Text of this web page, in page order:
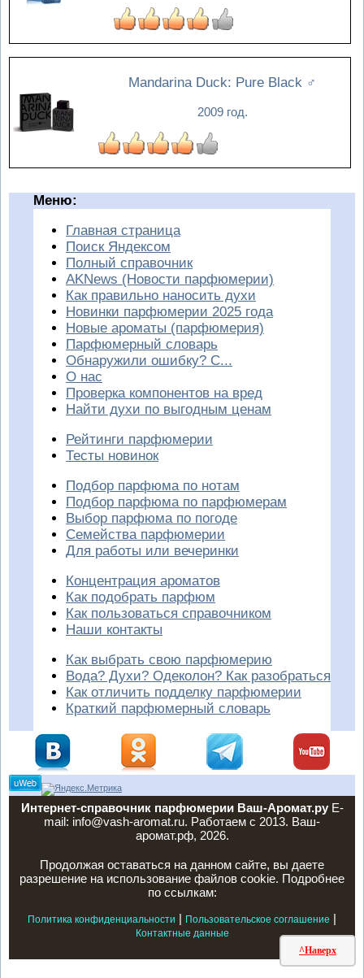
Mandarina Duck: Pure Black ♂
2009 год.
^Наверх
Меню:
Главная страница
Поиск Яндексом
Полный справочник
AKNews (Новости парфюмерии)
Как правильно наносить духи
Новинки парфюмерии 2025 года
Новые ароматы (парфюмерия)
Парфюмерный словарь
Обнаружили ошибку? С...
О нас
Проверка компонентов на вред
Найти духи по выгодным ценам
Рейтинги парфюмерии
Тесты новинок
Подбор парфюма по нотам
Подбор парфюма по парфюмерам
Выбор парфюма по погоде
Семейства парфюмерии
Для работы или вечеринки
Концентрация ароматов
Как подобрать парфюм
Как пользоваться справочником
Наши контакты
Как выбрать свою парфюмерию
Вода? Духи? Одеколон? Как разобраться
Как отличить подделку парфюмерии
Краткий парфюмерный словарь
Интернет-справочник парфюмерии Ваш-Аромат.руE-
mail: info@vash-aromat.ru. Работаем с 2013. Ваш-
аромат.рф, 2026.
Продолжая оставаться на данном сайте, вы даете
разрешение на использование файлов cookie. Подробнее
по ссылкам:
Политика конфиденциальности Пользовательское соглашение
Контактные данные